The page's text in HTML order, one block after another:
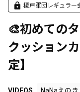
榎戸軍団レギュラー
🎨初めての
クッション
定】
VIDEOS